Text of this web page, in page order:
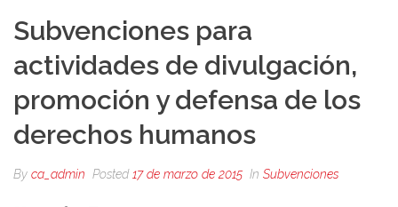
Subvenciones para
actividades de divulgación,
promoción y defensa de los
derechos humanos
By ca_admin Posted 17 de marzo de 2015 In Subvenciones